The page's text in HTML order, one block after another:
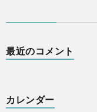
最近のコメント
カレンダー